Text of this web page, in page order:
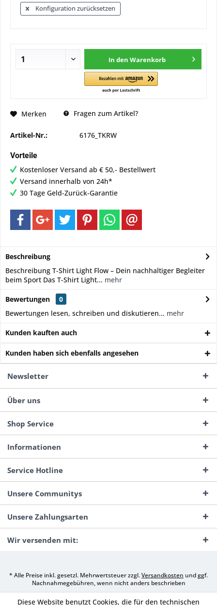
Konfiguration zurücksetzen
In den Warenkorb
Merken Fragen zum Artikel?
Artikel-Nr.: 6176_TKRW
Vorteile
Kostenloser Versand ab € 50,- Bestellwert
Versand innerhalb von 24h*
30 Tage Geld-Zurück-Garantie
Beschreibung
Beschreibung T-Shirt Light Flow – Dein nachhaltiger Begleiter
beim Sport Das T-Shirt Light... mehr
Bewertungen
0
Bewertungen lesen, schreiben und diskutieren... mehr
Kunden kauften auch
Kunden haben sich ebenfalls angesehen
Newsletter
Über uns
Shop Service
Informationen
Service Hotline
Unsere Communitys
Unsere Zahlungsarten
Wir versenden mit:
* Alle Preise inkl. gesetzl. Mehrwertsteuer zzgl.Versandkosten und ggf.
Nachnahmegebühren, wenn nicht anders beschrieben
Diese Website benutzt Cookies, die für den technischen